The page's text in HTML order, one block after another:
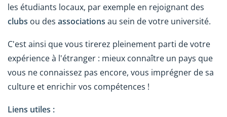
les étudiants locaux, par exemple en rejoignant des
clubs ou des associations au sein de votre université.
C'est ainsi que vous tirerez pleinement parti de votre
expérience à l'étranger : mieux connaître un pays que
vous ne connaissez pas encore, vous imprégner de sa
culture et enrichir vos compétences !
Liens utiles :